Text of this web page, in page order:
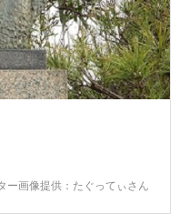
ー画像提供：たぐってぃさん